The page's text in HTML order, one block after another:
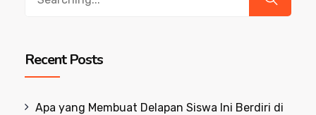
Recent Posts
Apa yang Membuat Delapan Siswa Ini Berdiri di